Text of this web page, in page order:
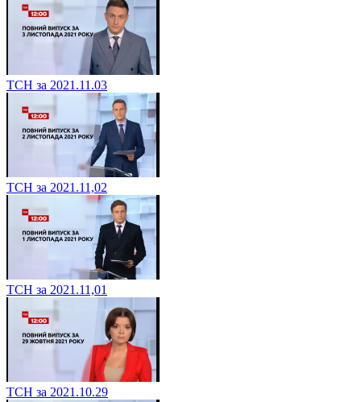
ТСН за 2021.11.03
ТСН за 2021.11,02
ТСН за 2021.11,01
ТСН за 2021.10.29